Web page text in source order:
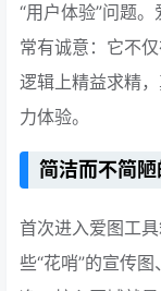
“用户体验”问题
常有诚意：它不
逻辑上精益求精
力体验。
简洁而不简
首次进入爱图工
些“花哨”的宣传